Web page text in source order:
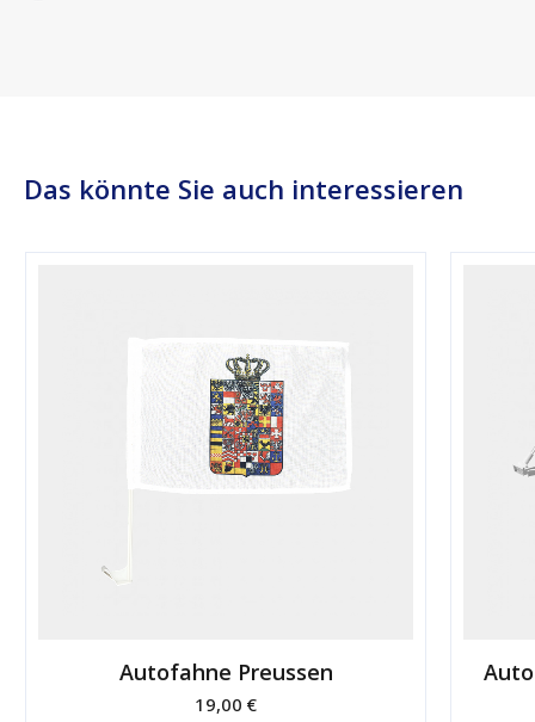
Das könnte Sie auch interessieren
Autofahne Preussen
19,00 €